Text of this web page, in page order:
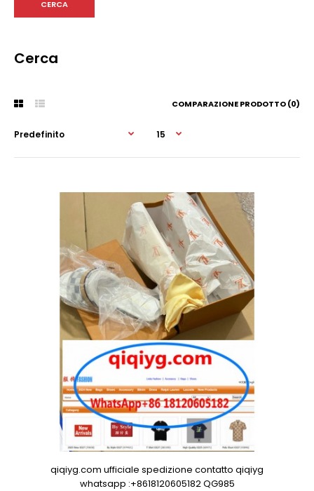
Cerca
COMPARAZIONE PRODOTTO (0)
qiqiyg.com ufficiale spedizione contatto qiqiyg
whatsapp :+8618120605182 QG985